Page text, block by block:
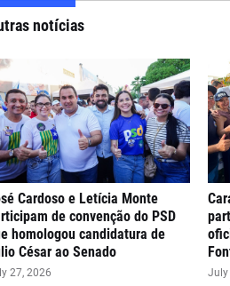
notícias
Cardoso e Letícia Monte
de convenção do PSD
homologou candidatura de
César ao Senado
27, 2026 July